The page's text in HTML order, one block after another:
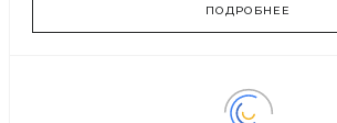
ПОДРОБНЕЕ